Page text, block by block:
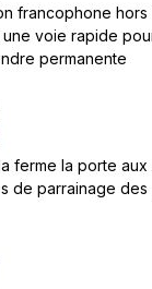
francophone
voie rapide
permanente
ferme la porte
de parrainage